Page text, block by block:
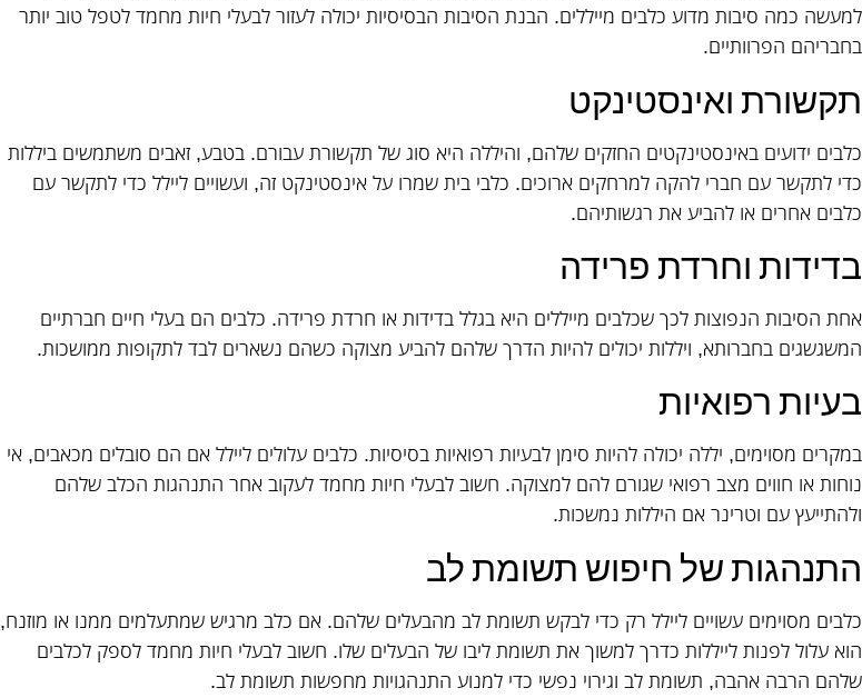
למעשה כמה סיבות מדוע כלבים מייללים. הבנת הסיבות הבסיסיות יכולה לעזור לבעלי חיות מחמד לטפל טוב יותר
בחבריהם הפרוותיים.
תקשורת ואינסטינקט
כלבים ידועים באינסטינקטים החזקים שלהם, והיללה היא סוג של תקשורת עבורם. בטבע, זאבים משתמשים ביללות
כדי לתקשר עם חברי להקה למרחקים ארוכים. כלבי בית שמרו על אינסטינקט זה, ועשויים ליילל כדי לתקשר עם
כלבים אחרים או להביע את רגשותיהם.
בדידות וחרדת פרידה
אחת הסיבות הנפוצות לכך שכלבים מייללים היא בגלל בדידות או חרדת פרידה. כלבים הם בעלי חיים חברתיים
המשגשגים בחברותא, ויללות יכולים להיות הדרך שלהם להביע מצוקה כשהם נשארים לבד לתקופות ממושכות.
בעיות רפואיות
במקרים מסוימים, יללה יכולה להיות סימן לבעיות רפואיות בסיסיות. כלבים עלולים ליילל אם הם סובלים מכאבים, אי
נוחות או חווים מצב רפואי שגורם להם למצוקה. חשוב לבעלי חיות מחמד לעקוב אחר התנהגות הכלב שלהם
ולהתייעץ עם וטרינר אם היללות נמשכות.
התנהגות של חיפוש תשומת לב
כלבים מסוימים עשויים ליילל רק כדי לבקש תשומת לב מהבעלים שלהם. אם כלב מרגיש שמתעלמים ממנו או מוזנח,
הוא עלול לפנות לייללות כדרך למשוך את תשומת ליבו של הבעלים שלו. חשוב לבעלי חיות מחמד לספק לכלבים
שלהם הרבה אהבה, תשומת לב וגירוי נפשי כדי למנוע התנהגויות מחפשות תשומת לב.